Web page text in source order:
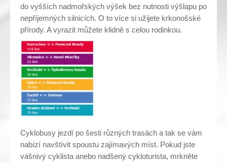
do vyšších nadmořských výšek bez nutnosti výšlapu po
nepříjemných silnicích. O to více si užijete krkonošské
přírody. A vyrazit můžete klidně s celou rodinkou.
Cyklobusy jezdí po šesti různých trasách a tak se vám
nabízí navštívit spoustu zajímavých míst. Pokud jste
vášnivý cyklista anebo nadšený cykloturista, mrkněte